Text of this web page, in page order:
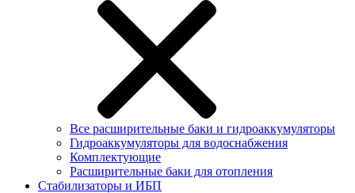
Все расширительные баки и гидроаккумуляторы
Гидроаккумуляторы для водоснабжения
Комплектующие
Расширительные баки для отопления
Стабилизаторы и ИБП